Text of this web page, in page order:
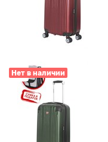
Нет в наличии